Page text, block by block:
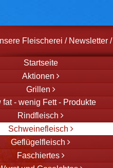
Fleischerei / Newsletter /
Startseite
Aktionen
Grillen
fat - wenig Fett - Produkte
Rindfleisch
Schweinefleisch
Geflügelfleisch
Faschiertes